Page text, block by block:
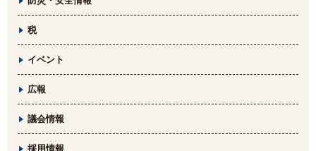
税
イベント
広報
議会情報
採用情報